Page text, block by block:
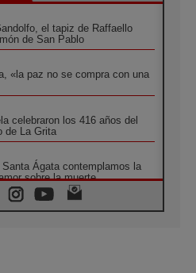
el tapiz de Raffaello
de San Pablo
«la paz no se compra con una
celebraron los 416 años del
de La Grita
Santa Ágata contemplamos la
sobre la muerte
el Santuario de la Madre